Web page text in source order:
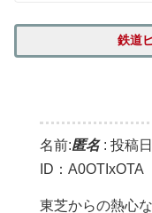
鉄道
名前:匿名: 投稿
ID：A0OTIxOTA
東芝からの熱心